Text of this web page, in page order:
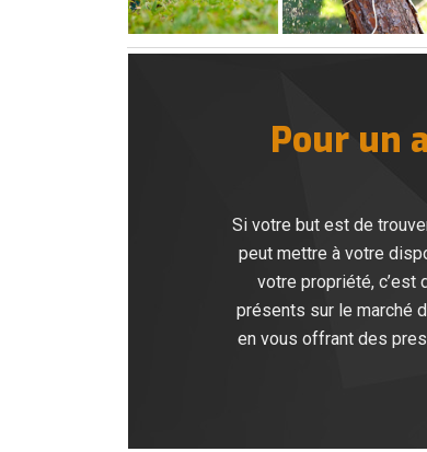
Pour un
Si votre but est de
peut mettre à votre
votre propriété, c’est
présents sur le marché
en vous offrant des